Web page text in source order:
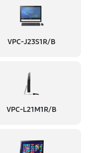
VPC-J23S1R/B
VPC-L21M1R/B